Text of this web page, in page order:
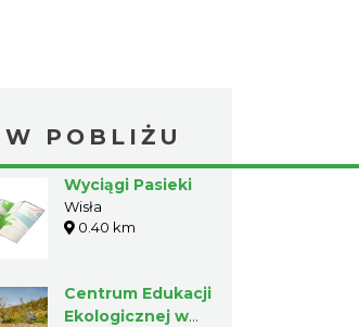
W POBLIŻU
Wyciągi Pasieki
Wisła
0.40 km
Centrum Edukacji
Ekologicznej w